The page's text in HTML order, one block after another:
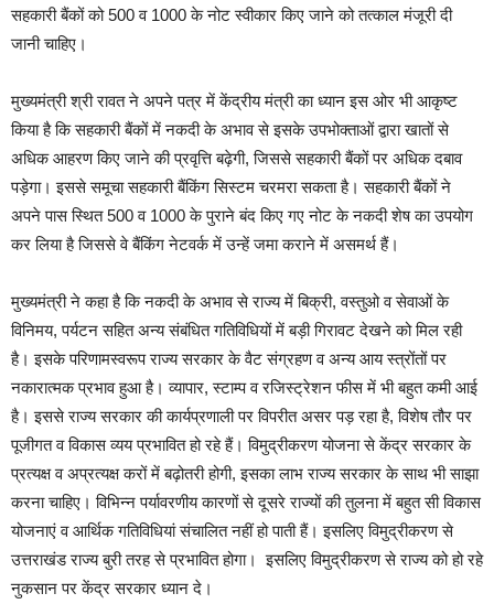
सहकारी बैंकों को 500 व 1000 के नोट स्वीकार किए जाने को तत्काल मंजूरी दी
जानी चाहिए।
मुख्यमंत्री श्री रावत ने अपने पत्र में केंद्रीय मंत्री का ध्यान इस ओर भी आकृष्ट
किया है कि सहकारी बैंकों में नकदी के अभाव से इसके उपभोक्ताओं द्वारा खातों से
अधिक आहरण किए जाने की प्रवृत्ति बढ़ेगी, जिससे सहकारी बैंकों पर अधिक दबाव
पड़ेगा। इससे समूचा सहकारी बैंकिंग सिस्टम चरमरा सकता है। सहकारी बैंकों ने
अपने पास स्थित 500 व 1000 के पुराने बंद किए गए नोट के नकदी शेष का उपयोग
कर लिया है जिससे वे बैंकिंग नेटवर्क में उन्हें जमा कराने में असमर्थ हैं।
मुख्यमंत्री ने कहा है कि नकदी के अभाव से राज्य में बिक्री, वस्तुओ व सेवाओं के
विनिमय, पर्यटन सहित अन्य संबंधित गतिविधियों में बड़ी गिरावट देखने को मिल रही
है। इसके परिणामस्वरूप राज्य सरकार के वैट संग्रहण व अन्य आय स्त्रोंतों पर
नकारात्मक प्रभाव हुआ है। व्यापार, स्टाम्प व रजिस्ट्रेशन फीस में भी बहुत कमी आई
है। इससे राज्य सरकार की कार्यप्रणाली पर विपरीत असर पड़ रहा है, विशेष तौर पर
पूजीगत व विकास व्यय प्रभावित हो रहे हैं। विमुद्रीकरण योजना से केंद्र सरकार के
प्रत्यक्ष व अप्रत्यक्ष करों में बढ़ोतरी होगी, इसका लाभ राज्य सरकार के साथ भी साझा
करना चाहिए। विभिन्न पर्यावरणीय कारणों से दूसरे राज्यों की तुलना में बहुत सी विकास
योजनाएं व आर्थिक गतिविधियां संचालित नहीं हो पाती हैं। इसलिए विमुद्रीकरण से
उत्तराखंड राज्य बुरी तरह से प्रभावित होगा। इसलिए विमुद्रीकरण से राज्य को हो रहे
नुकसान पर केंद्र सरकार ध्यान दे।